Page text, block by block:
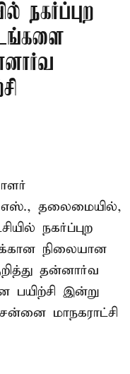
நகர்ப்புற
தலைமையில்,
நகர்ப்புற
நிலையான
தன்னார்வ
பயிற்சி இன்று
மாநகராட்சி